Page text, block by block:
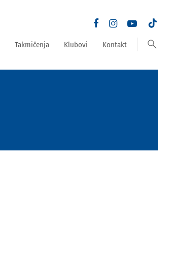
Takmičenja Klubovi Kontakt search